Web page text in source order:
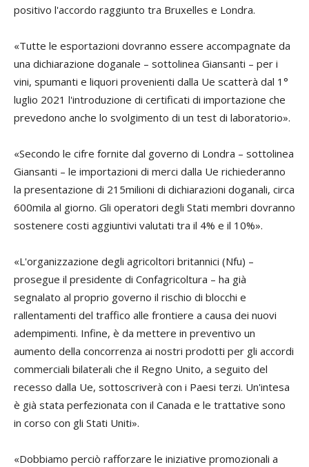
positivo l'accordo raggiunto tra Bruxelles e Londra.
«Tutte le esportazioni dovranno essere accompagnate da
una dichiarazione doganale – sottolinea Giansanti – per i
vini, spumanti e liquori provenienti dalla Ue scatterà dal 1°
luglio 2021 l'introduzione di certificati di importazione che
prevedono anche lo svolgimento di un test di laboratorio».
«Secondo le cifre fornite dal governo di Londra – sottolinea
Giansanti – le importazioni di merci dalla Ue richiederanno
la presentazione di 215milioni di dichiarazioni doganali, circa
600mila al giorno. Gli operatori degli Stati membri dovranno
sostenere costi aggiuntivi valutati tra il 4% e il 10%».
«L'organizzazione degli agricoltori britannici (Nfu) –
prosegue il presidente di Confagricoltura – ha già
segnalato al proprio governo il rischio di blocchi e
rallentamenti del traffico alle frontiere a causa dei nuovi
adempimenti. Infine, è da mettere in preventivo un
aumento della concorrenza ai nostri prodotti per gli accordi
commerciali bilaterali che il Regno Unito, a seguito del
recesso dalla Ue, sottoscriverà con i Paesi terzi. Un'intesa
è già stata perfezionata con il Canada e le trattative sono
in corso con gli Stati Uniti».
«Dobbiamo perciò rafforzare le iniziative promozionali a